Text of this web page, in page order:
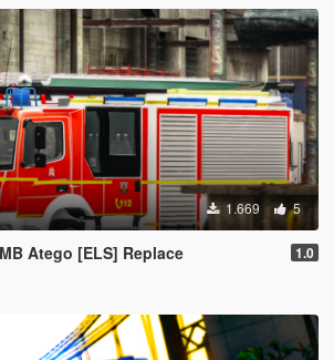
1.669 5
Atego [ELS] Replace 1.0